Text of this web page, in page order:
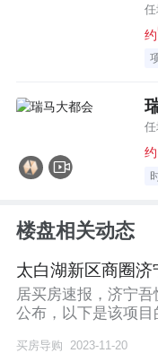
约
约
楼盘相关动态
太白湖新区商圈
居买房速报，济宁
公布，以下是该项
买房导购 2023-11-20